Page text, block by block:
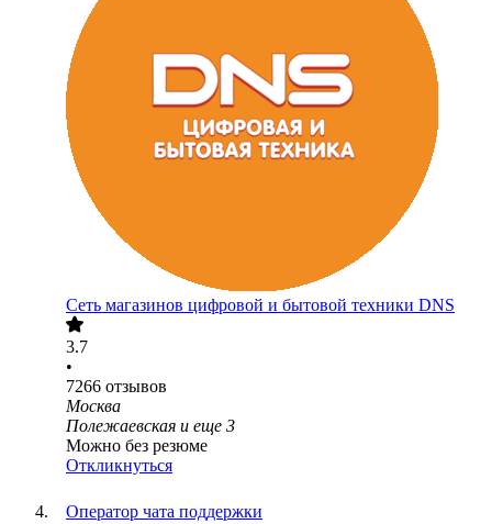
Сеть магазинов цифровой и бытовой техники DNS
3.7
•
7266 отзывов
Москва
Полежаевская и еще 3
Можно без резюме
Откликнуться
Оператор чата поддержки